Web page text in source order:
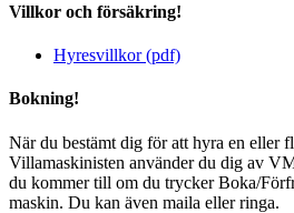
Villkor och försäkring!
Hyresvillkor (pdf)
Bokning!
När du bestämt dig för att hyra en eller
Villamaskinisten använder du dig av
du kommer till om du trycker Boka/
maskin. Du kan även maila eller ringa.